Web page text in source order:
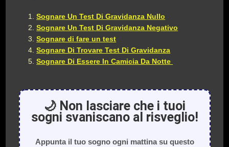
Sognare Un Test Di Gravidanza Nullo
Sognare Un Test Di Gravidanza Negativo
Sognare di fare un test
Sognare Di Trovare Test Di Gravidanza
Sognare Di Essere In Camicia Da Notte
🌙 Non lasciare che i tuoi
sogni svaniscano al risveglio!
Appunta il tuo sogno ogni mattina su questo